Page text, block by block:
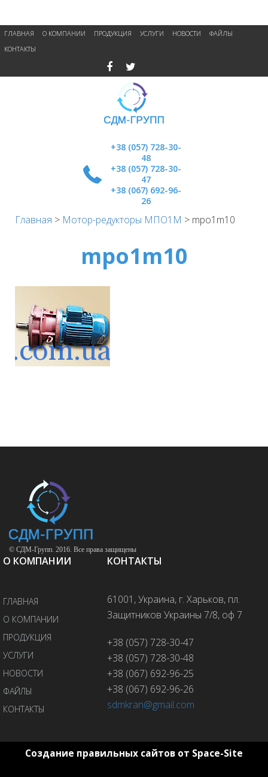
ГЛАВНАЯ О КОМПАНИИ ПРОДУКЦИЯ УСЛУГИ НОВОСТИ
ФАЙЛЫ
КОНТАКТЫ
+38 (057) 728-30-
48
+38 (057) 728-30-
47
+38 (067) 692-96-
26
Главная > Мотор-редукторы МПО1М > mpo1m10
mpo1m10
© СДМ-Групп. 2016. Все права защищены
О КОМПАНИИ
ГЛАВНАЯ
О КОМПАНИИ
ПРОДУКЦИЯ
УСЛУГИ
НОВОСТИ
ФАЙЛЫ
КОНТАКТЫ
КОНТАКТЫ
61001, Украина, г. Харьков, пл.
Защитников Украины 7/8, оф 7
+38 (057) 728-30-47
+38 (057) 728-30-48
+38 (067) 692-96-25
+38 (067) 692-96-26
sdmkran@gmail.com
Создание правильных сайтов от Space-Site